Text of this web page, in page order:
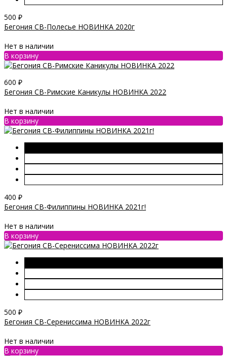
500 ₽
Бегония СВ-Полесье НОВИНКА 2020г
Нет в наличии
В корзину
600 ₽
Бегония СВ-Римские Каникулы НОВИНКА 2022
Нет в наличии
В корзину
400 ₽
Бегония СВ-Филиппины НОВИНКА 2021г!
Нет в наличии
В корзину
500 ₽
Бегония СВ-Серениссима НОВИНКА 2022г
Нет в наличии
В корзину